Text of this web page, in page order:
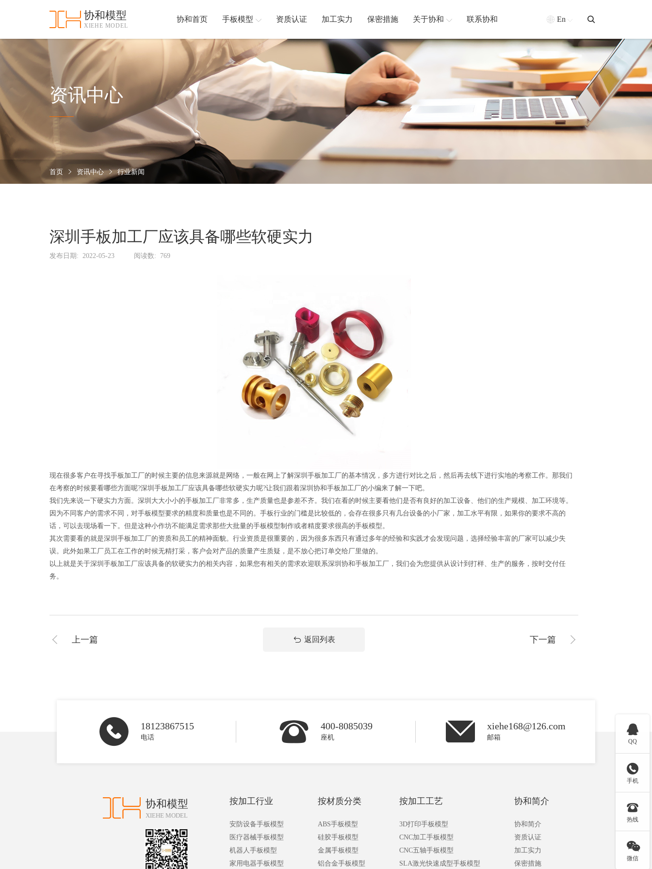
协和模型
XIEHE MODEL
协和首页 手板模型 资质认证 加工实力 保密措施 关于协和 联系协和 En
资讯中心
首页 资讯中心 行业新闻
深圳手板加工厂应该具备哪些软硬实力
发布日期: 2022-05-23 阅读数: 769
现在很多客户在寻找手板加工厂的时候主要的信息来源就是网络，一般在网上了解深圳手板加工厂的基本情况，多方进行对比之后，然后再去线下进行实地的考察工作。那我们
在考察的时候要看哪些方面呢?深圳手板加工厂应该具备哪些软硬实力呢?让我们跟着深圳协和手板加工厂的小编来了解一下吧。
我们先来说一下硬实力方面。深圳大大小小的手板加工厂非常多，生产质量也是参差不齐。我们在看的时候主要看他们是否有良好的加工设备、他们的生产规模、加工环境等。
因为不同客户的需求不同，对手板模型要求的精度和质量也是不同的。手板行业的门槛是比较低的，会存在很多只有几台设备的小厂家，加工水平有限，如果你的要求不高的
话，可以去现场看一下。但是这种小作坊不能满足需求那些大批量的手板模型制作或者精度要求很高的手板模型。
其次需要看的就是深圳手板加工厂的资质和员工的精神面貌。行业资质是很重要的，因为很多东西只有通过多年的经验和实践才会发现问题，选择经验丰富的厂家可以减少失
误。此外如果工厂员工在工作的时候无精打采，客户会对产品的质量产生质疑，是不放心把订单交给厂里做的。
以上就是关于深圳手板加工厂应该具备的软硬实力的相关内容，如果您有相关的需求欢迎联系深圳协和手板加工厂，我们会为您提供从设计到打样、生产的服务，按时交付任
务。
上一篇 返回列表 下一篇
18123867515
电话
400-8085039
座机
xiehe168@126.com
邮箱
协和模型
XIEHE MODEL
按加工行业
安防设备手板模型
医疗器械手板模型
机器人手板模型
家用电器手板模型
按材质分类
ABS手板模型
硅胶手板模型
金属手板模型
铝合金手板模型
按加工工艺
3D打印手板模型
CNC加工手板模型
CNC五轴手板模型
SLA激光快速成型手板模型
协和简介
协和简介
资质认证
加工实力
保密措施
和
首
页
手
型
资
认
加
实
保
密
施

QQ

手机

热线

微信